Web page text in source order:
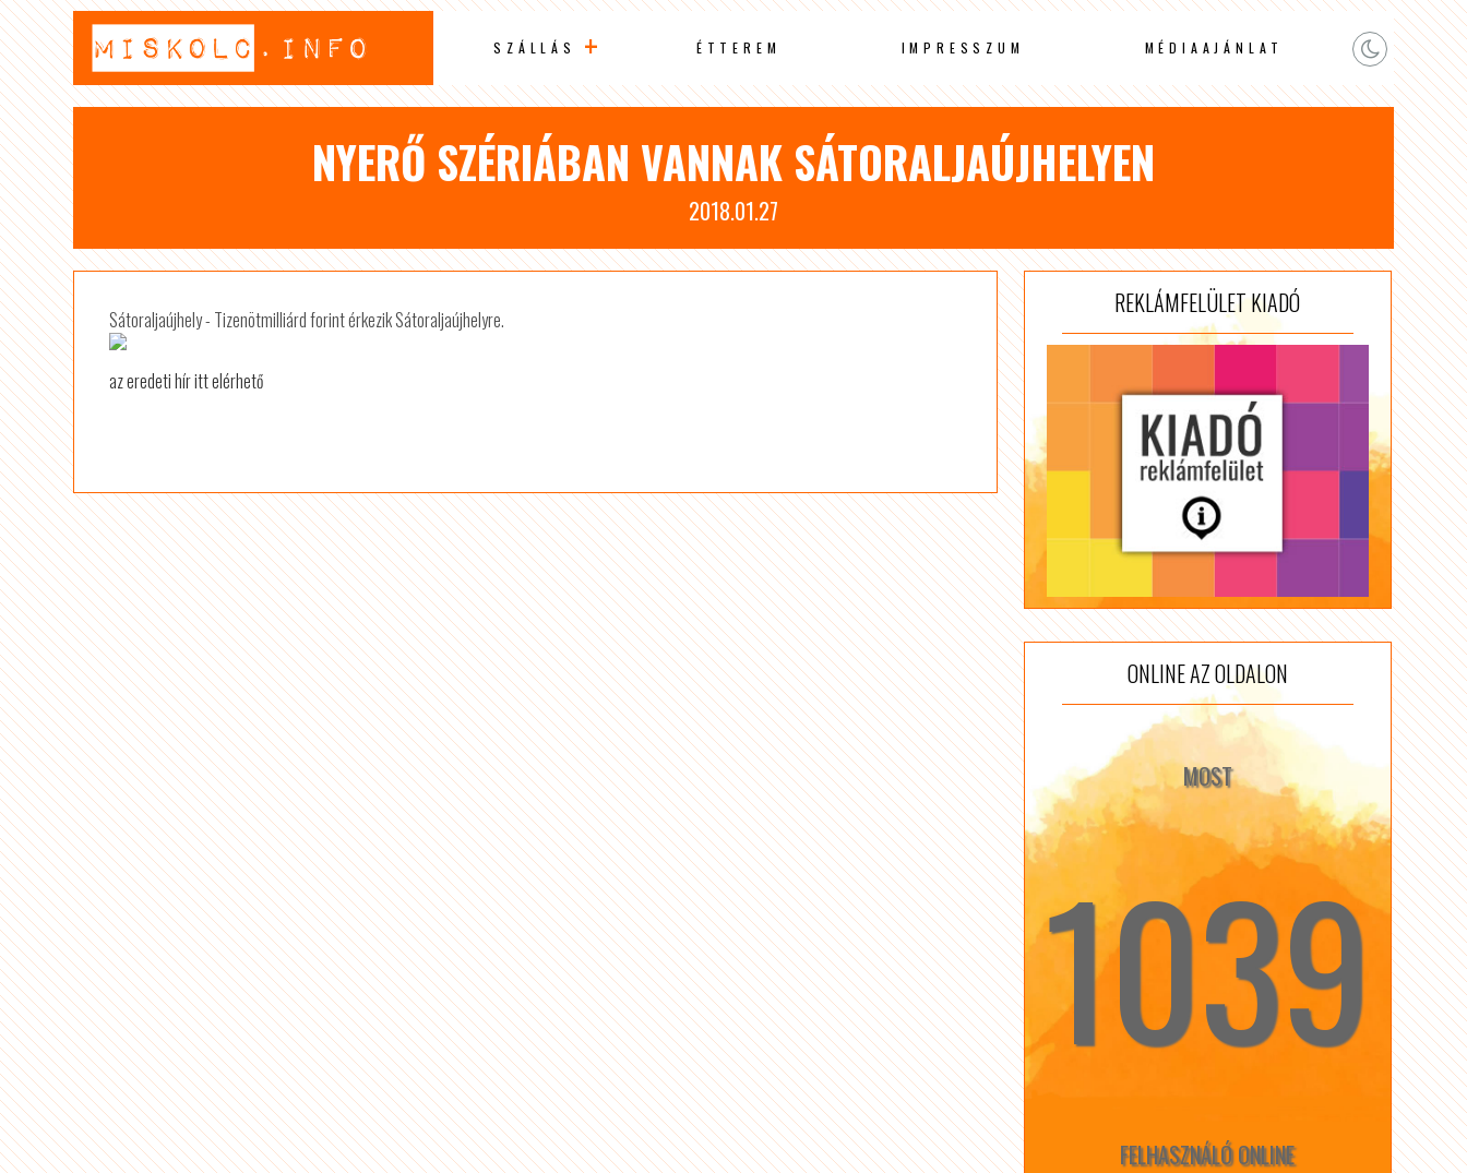
SZÁLLÁS ÉTTEREM IMPRESSZUM MÉDIAAJÁNLAT
NYERŐ SZÉRIÁBAN VANNAK SÁTORALJAÚJHELYEN
2018.01.27
­Sátoraljaújhely - Tizenötmilliárd ­­forint érkezik ­Sátoraljaújhelyre.
az eredeti hír itt elérhető
REKLÁMFELÜLET KIADÓ
ONLINE AZ OLDALON
MOST
☆ 1039 ☆
FELHASZNÁLÓ ONLINE